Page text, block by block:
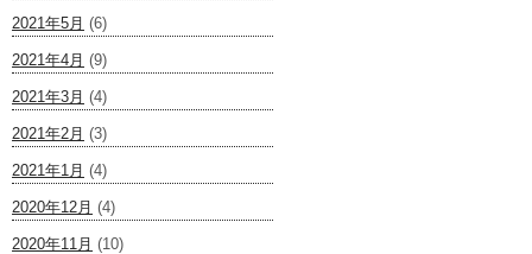
2021年5月 (6)
2021年4月 (9)
2021年3月 (4)
2021年2月 (3)
2021年1月 (4)
2020年12月 (4)
2020年11月 (10)